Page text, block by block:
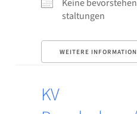
Kei­ne
stal­tun­gen
WEI­TE­RE
KV